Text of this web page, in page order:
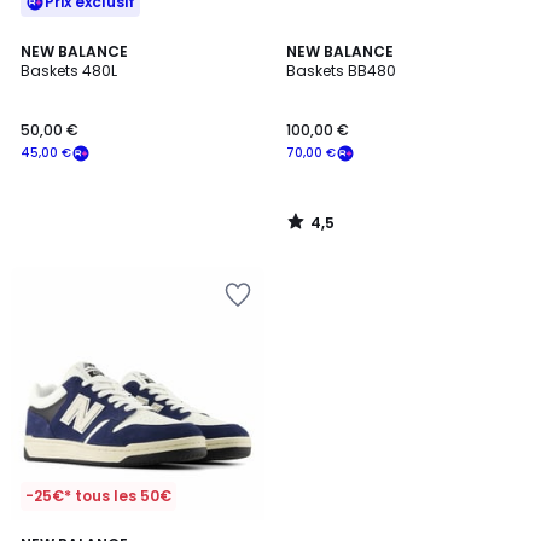
NEW BALANCE
Baskets 480L
45,00 €
50,00 €
NEW BALANCE
Baskets BB480
70,00 €
100,00 €
4,5
/ 5
4,5
/
-25€* tous les 50€